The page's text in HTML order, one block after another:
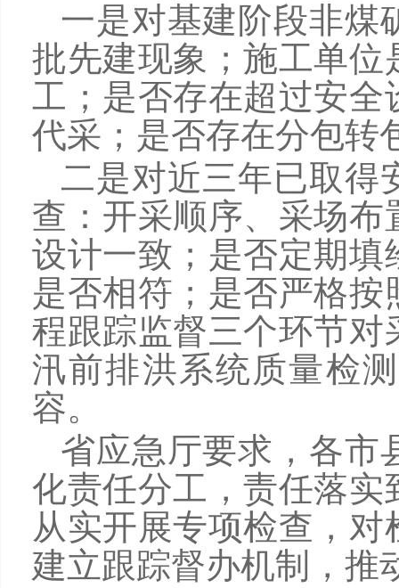
一是对基建阶段非煤
批先建现象；施工单
工；是否存在超过安
代采；是否存在分包转
二是对近三年已取得
查：开采顺序、采场
设计一致；是否定期
是否相符；是否严格
程跟踪监督三个环节
汛前排洪系统质量检
容。
省应急厅要求，各市
化责任分工，责任落
从实开展专项检查，
建立跟踪督办机制，推